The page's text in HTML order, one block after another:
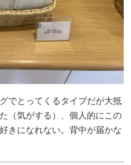
でとってくるタイプだが大抵
（気がする）、個人的にこの
きになれない。背中が届かな